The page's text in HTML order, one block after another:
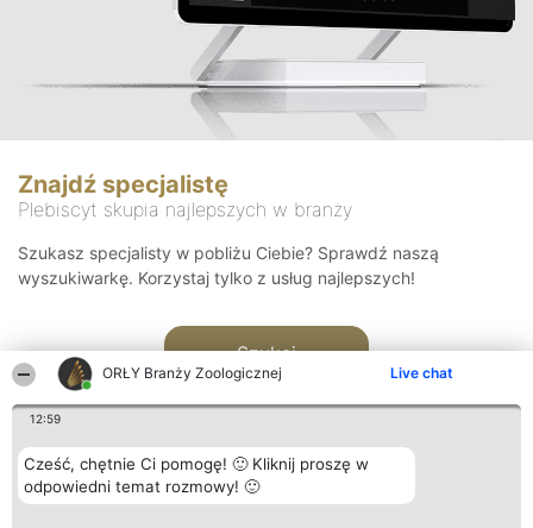
ORŁY Branży Zoologicznej Live chat
12:59
Cześć, chętnie Ci pomogę! 🙂 Kliknij proszę w
odpowiedni temat rozmowy! 🙂
Znajdź specjalistę
Plebiscyt skupia najlepszych w branży
Szukasz specjalisty w pobliżu Ciebie? Sprawdź naszą
wyszukiwarkę. Korzystaj tylko z usług najlepszych!
Szukaj